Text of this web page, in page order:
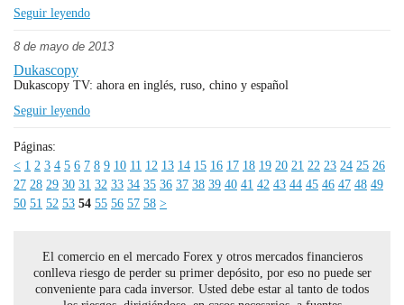
Seguir leyendo
8 de mayo de 2013
Dukascopy
Dukascopy TV: ahora en inglés, ruso, chino y español
Seguir leyendo
Páginas:
< 1 2 3 4 5 6 7 8 9 10 11 12 13 14 15 16 17 18 19 20 21 22 23 24 25 26
27 28 29 30 31 32 33 34 35 36 37 38 39 40 41 42 43 44 45 46 47 48 49
50 51 52 53 54 55 56 57 58 >
El comercio en el mercado Forex y otros mercados financieros
conlleva riesgo de perder su primer depósito, por eso no puede ser
conveniente para cada inversor. Usted debe estar al tanto de todos